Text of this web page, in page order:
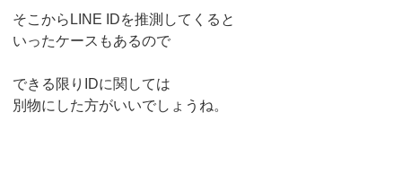
そこからLINE IDを推測してくると
いったケースもあるので
できる限りIDに関しては
別物にした方がいいでしょうね。